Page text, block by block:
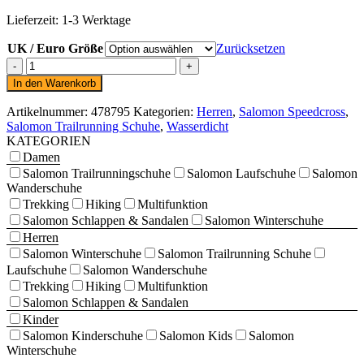
Lieferzeit: 1-3 Werktage
UK / Euro Größe
Zurücksetzen
Salomon
SPEEDCROSS
6
GORE-
TEX
Herren
schwarz
orange
Menge
In den Warenkorb
Artikelnummer: 478795 Kategorien: Herren, Salomon Speedcross,
Salomon Trailrunning Schuhe, Wasserdicht
KATEGORIEN
Damen
Salomon Trailrunningschuhe
Salomon Laufschuhe
Salomon
Wanderschuhe
Trekking
Hiking
Multifunktion
Salomon Schlappen & Sandalen
Salomon Winterschuhe
Herren
Salomon Winterschuhe
Salomon Trailrunning Schuhe
Laufschuhe
Salomon Wanderschuhe
Trekking
Hiking
Multifunktion
Salomon Schlappen & Sandalen
Kinder
Salomon Kinderschuhe
Salomon Kids
Salomon
Winterschuhe